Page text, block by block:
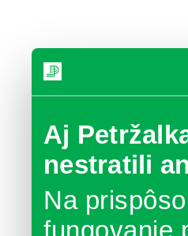
Aj
nestratili
Na